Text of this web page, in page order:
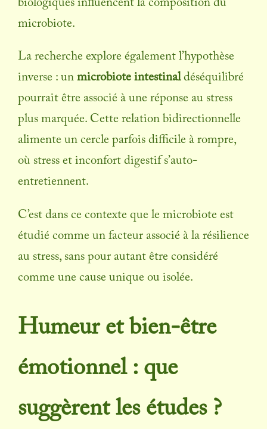
biologiques influencent la composition du
microbiote.
La recherche explore également l’hypothèse
inverse : un microbiote intestinaldéséquilibré
pourrait être associé à une réponse au stress
plus marquée. Cette relation bidirectionnelle
alimente un cercle parfois difficile à rompre,
où stress et inconfort digestif s’auto-
entretiennent.
C’est dans ce contexte que le microbiote est
étudié comme un facteur associé à la résilience
au stress, sans pour autant être considéré
comme une cause unique ou isolée.
Humeur et bien-être
émotionnel : que
suggèrent les études ?